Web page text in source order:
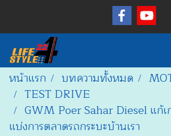
หน้าแรก บทความทั้งหมด
TEST DRIVE
GWM Poer Sahar Diesel แก้
แบ่งการตลาดรถกระบะบ้านเรา